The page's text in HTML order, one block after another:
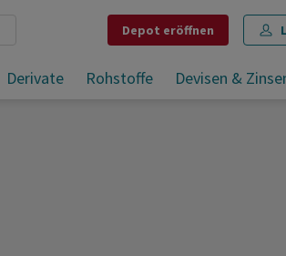
Depot eröffnen
Derivate Rohstoffe Devisen &